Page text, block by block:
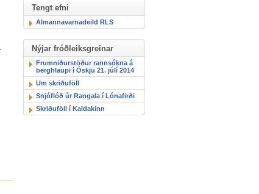
Tengt efni
Almannavarnadeild RLS
Nýjar fróðleiksgreinar
Frumniðurstöður rannsókna á
berghlaupi í Öskju 21. júlí 2014
Um skriðuföll
Snjóflóð úr Rangala í Lónafirði
Skriðuföll í Kaldakinn